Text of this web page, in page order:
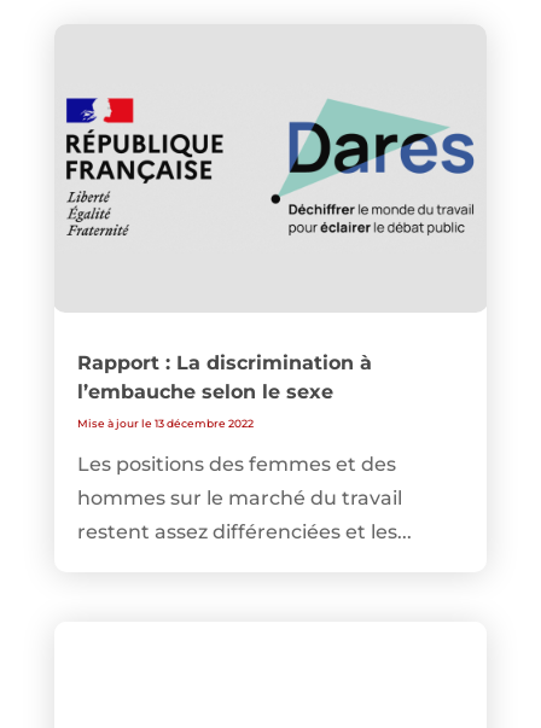
Rapport : La discrimination à
l’embauche selon le sexe
Mise à jour le 13 décembre 2022
Les positions des femmes et des
hommes sur le marché du travail
restent assez différenciées et les...